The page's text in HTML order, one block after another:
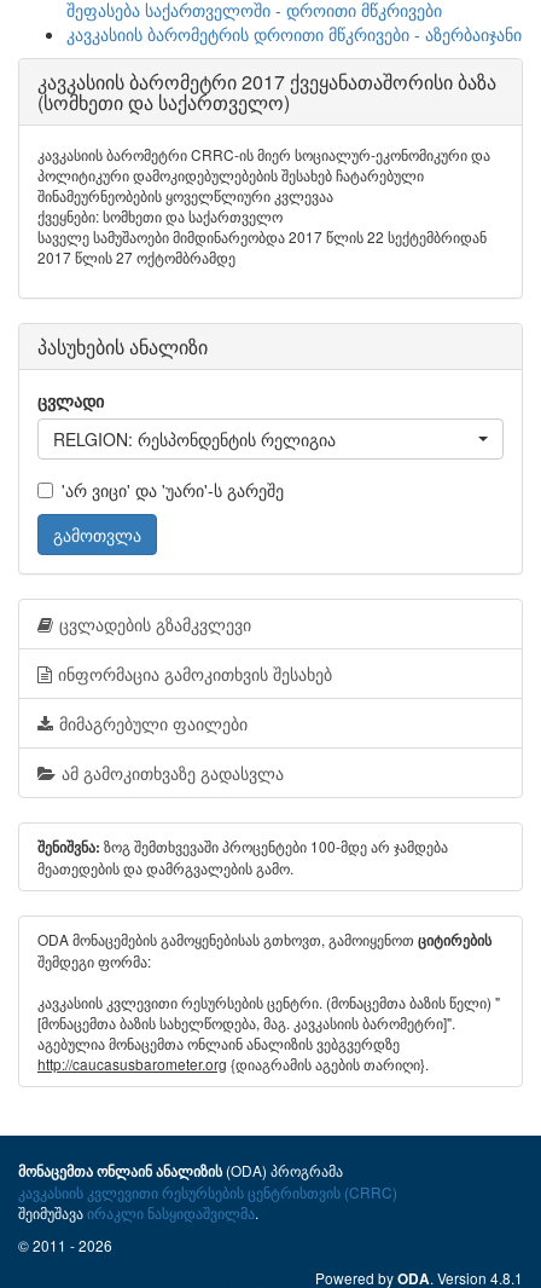
შეფასება საქართველოში - დროითი მწკრივები
კავკასიის ბარომეტრის დროითი მწკრივები - აზერბაიჯანი
კავკასიის ბარომეტრი 2017 ქვეყანათაშორისი ბაზა
(სომხეთი და საქართველო)
კავკასიის ბარომეტრი CRRC-ის მიერ სოციალურ-ეკონომიკური და
პოლიტიკური დამოკიდებულებების შესახებ ჩატარებული
შინამეურნეობების ყოველწლიური კვლევაა
ქვეყნები: სომხეთი და საქართველო
საველე სამუშაოები მიმდინარეობდა 2017 წლის 22 სექტემბრიდან
2017 წლის 27 ოქტომბრამდე
პასუხების ანალიზი
ცვლადი
RELGION: რესპონდენტის რელიგია
'არ ვიცი' და 'უარი'-ს გარეშე
გამოთვლა
ცვლადების გზამკვლევი
ინფორმაცია გამოკითხვის შესახებ
მიმაგრებული ფაილები
ამ გამოკითხვაზე გადასვლა
შენიშვნა: ზოგ შემთხვევაში პროცენტები 100-მდე არ ჯამდება
მეათედების და დამრგვალების გამო.
ODA მონაცემების გამოყენებისას გთხოვთ, გამოიყენოთ ციტირების
შემდეგი ფორმა:
კავკასიის კვლევითი რესურსების ცენტრი. (მონაცემთა ბაზის წელი) "
[მონაცემთა ბაზის სახელწოდება, მაგ. კავკასიის ბარომეტრი]".
აგებულია მონაცემთა ონლაინ ანალიზის ვებგვერდზე
http://caucasusbarometer.org {დიაგრამის აგების თარიღი}.
მონაცემთა ონლაინ ანალიზის(ODA) პროგრამა
კავკასიის კვლევითი რესურსების ცენტრისთვის (CRRC)
შეიმუშავაირაკლი ნასყიდაშვილმა.
© 2011 - 2026
Powered byODA. Version 4.8.1